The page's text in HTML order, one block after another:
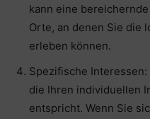
kann eine
Orte, an denen Sie die
erleben können.
Spezifische
die Ihren individuellen
entspricht. Wenn Sie